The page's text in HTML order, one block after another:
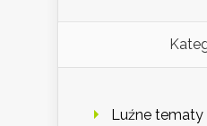
Luźne tematy